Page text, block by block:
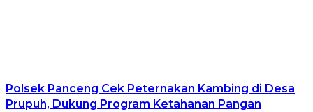
Polsek Panceng Cek Peternakan Kambing di Desa
Prupuh, Dukung Program Ketahanan Pangan